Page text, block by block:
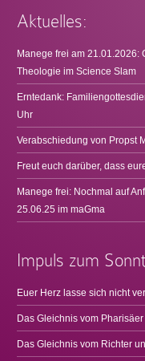
Aktuelles:
Manege frei am 21.01.2026:
Theologie im Science Slam
Erntedank:
Uhr
Verabschiedung von Propst
Freut euch darüber, dass
Manege frei: Nochmal auf
25.06.25 im maGma
Impuls zum
Euer Herz lasse sich nicht
Das Gleichnis vom
Das Gleichnis vom Richter